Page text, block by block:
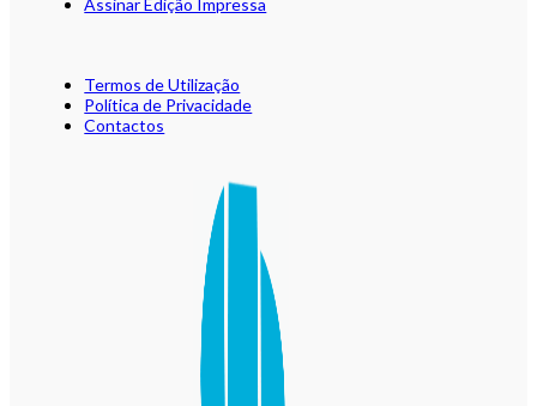
Assinar Edição Impressa
Termos de Utilização
Política de Privacidade
Contactos